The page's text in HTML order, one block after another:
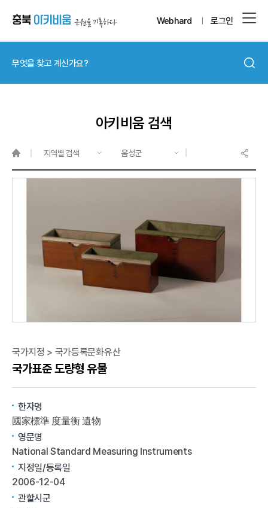
Webhard 로그인
아키비움 검색
지역별 검색 음성군
국가지정 > 국가등록문화유산
국가표준 도량형 유물
한자명
國家標準 度量衡 遺物
영문명
National Standard Measuring Instruments
지정일/등록일
2006-12-04
관할시군